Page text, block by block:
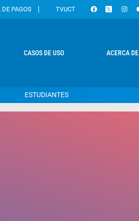
DE PAGOS TVUCT
CASOS DE USO ACERCA DE
ESTUDIANTES